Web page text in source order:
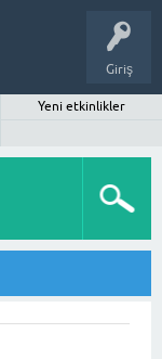
Giriş
Yeni etkinlikler